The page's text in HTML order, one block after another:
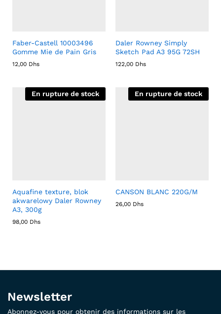
Faber-Castell 10003496
Gomme Mie de Pain Gris
12,00 Dhs
Daler Rowney Simply
Sketch Pad A3 95G 72SH
122,00 Dhs
En rupture de stock
Aquafine texture, blok
akwarelowy Daler Rowney
A3, 300g
98,00 Dhs
En rupture de stock
CANSON BLANC 220G/M
26,00 Dhs
Newsletter
Abonnez-vous pour obtenir des informations sur les